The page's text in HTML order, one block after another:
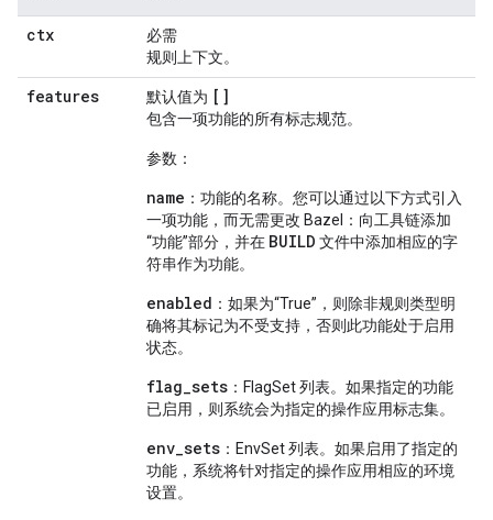
ctx
必需
规则上下文。
features 默认值为 []
包含一项功能的所有标志规范。
参数：
name ：功能的名称。您可以通过以下方式引入
一项功能，而无需更改 Bazel：向工具链添加
“功能”部分，并在 BUILD 文件中添加相应的字
符串作为功能。
enabled ：如果为“True”，则除非规则类型明
确将其标记为不受支持，否则此功能处于启用
状态。
flag_sets ：FlagSet 列表。如果指定的功能
已启用，则系统会为指定的操作应用标志集。
env_sets ：EnvSet 列表。如果启用了指定的
功能，系统将针对指定的操作应用相应的环境
设置。